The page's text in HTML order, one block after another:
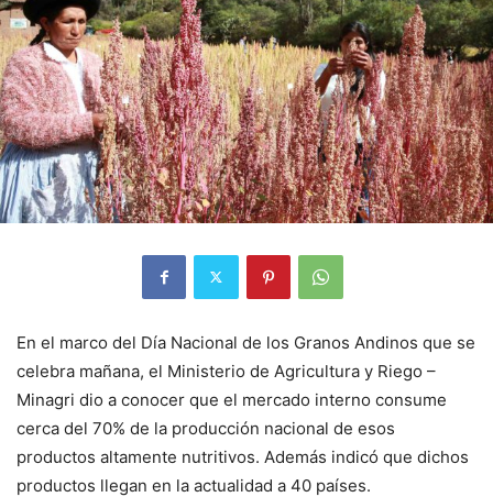
En el marco del Día Nacional de los Granos Andinos que se
celebra mañana, el Ministerio de Agricultura y Riego –
Minagri dio a conocer que el mercado interno consume
cerca del 70% de la producción nacional de esos
productos altamente nutritivos. Además indicó que dichos
productos llegan en la actualidad a 40 países.